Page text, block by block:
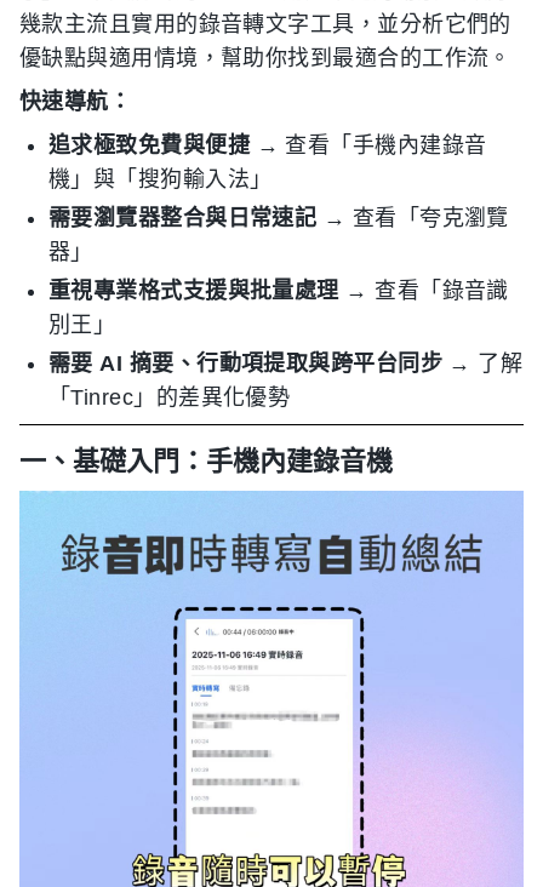
幾款主流且實用的錄音轉文字工具，並分析它們的
優缺點與適用情境，幫助你找到最適合的工作流。
快速導航：
追求極致免費與便捷→ 查看「手機內建錄音
機」與「搜狗輸入法」
需要瀏覽器整合與日常速記 → 查看「夸克瀏覽
器」
重視專業格式支援與批量處理→ 查看「錄音識
別王」
需要 AI 摘要、行動項提取與跨平台同步 → 了解
「Tinrec」的差異化優勢
一、基礎入門：手機內建錄音機